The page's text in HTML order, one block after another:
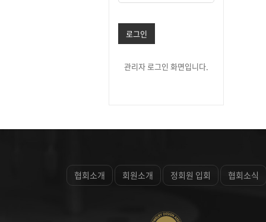
로그인
관리자 로그인 화면입니다.
협회소개 회원소개 정회원 입회 협회소식